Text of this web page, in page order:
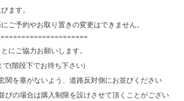
ます。
ご予約やお取り置きの変更はできません。
にご協力お願いします。
で(階段下でお待ち下さい)
関を塞がないよう、道路反対側にお並びください
びの場合は購入制限を設けさせて頂くことがござい